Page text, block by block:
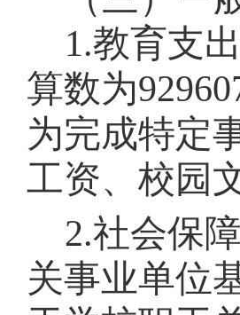
1.教育支出
算数为
为完成特定
工资、校园
2.社会保
关事业单位